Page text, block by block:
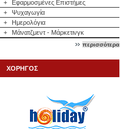
+
Εφαρμοσμένες Επιστήμες
+
Ψυχαγωγία
+
Ημερολόγια
+
Μάνατζμεντ - Μάρκετινγκ
περισσότερα
ΧΟΡΗΓΟΣ